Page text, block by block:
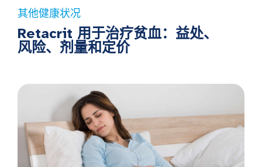
其他健康状况
Retacrit 用于治疗贫血：益处、
风险、剂量和定价